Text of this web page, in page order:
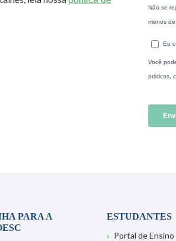
PARA A
ESTUDANTES
Portal de Ensino